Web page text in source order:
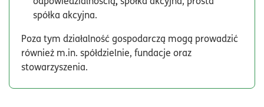
spółka akcyjna.
Poza tym działalność gospodarczą mogą prowadzić
również m.in. spółdzielnie, fundacje oraz
stowarzyszenia.